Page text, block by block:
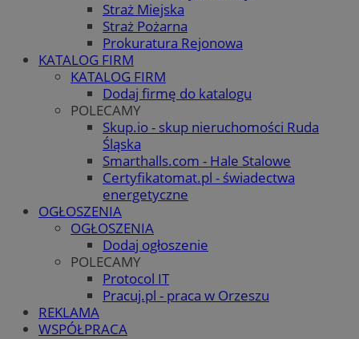
Straż Miejska
Straż Pożarna
Prokuratura Rejonowa
KATALOG FIRM
KATALOG FIRM
Dodaj firmę do katalogu
POLECAMY
Skup.io - skup nieruchomości Ruda
Śląska
Smarthalls.com - Hale Stalowe
Certyfikatomat.pl - świadectwa
energetyczne
OGŁOSZENIA
OGŁOSZENIA
Dodaj ogłoszenie
POLECAMY
Protocol IT
Pracuj.pl - praca w Orzeszu
REKLAMA
WSPÓŁPRACA